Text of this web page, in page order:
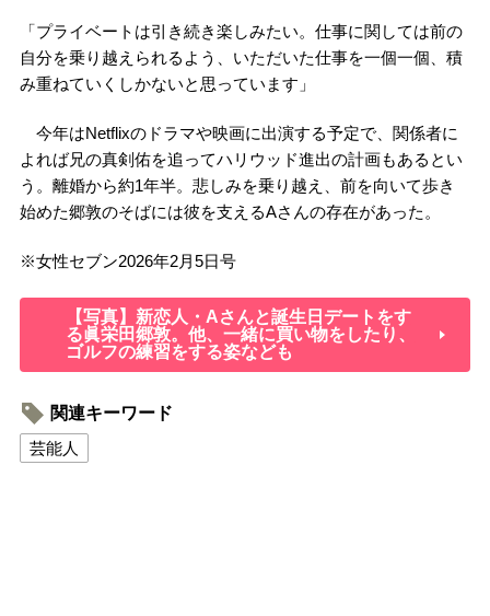
「プライベートは引き続き楽しみたい。仕事に関しては前の
自分を乗り越えられるよう、いただいた仕事を一個一個、積
み重ねていくしかないと思っています」
今年はNetflixのドラマや映画に出演する予定で、関係者に
よれば兄の真剣佑を追ってハリウッド進出の計画もあるとい
う。離婚から約1年半。悲しみを乗り越え、前を向いて歩き
始めた郷敦のそばには彼を支えるAさんの存在があった。
※女性セブン2026年2月5日号
【写真】新恋人・Aさんと誕生日デートをす
る眞栄田郷敦。他、一緒に買い物をしたり、
ゴルフの練習をする姿なども
関連キーワード
芸能人